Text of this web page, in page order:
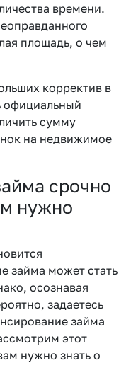
времени.
площадь, о чем
корректив в
официальный
сумму
на недвижимое
срочно
нужно
займа может стать
осознавая
задаетесь
займа
этот
нужно знать о